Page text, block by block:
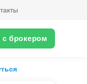
с брокером